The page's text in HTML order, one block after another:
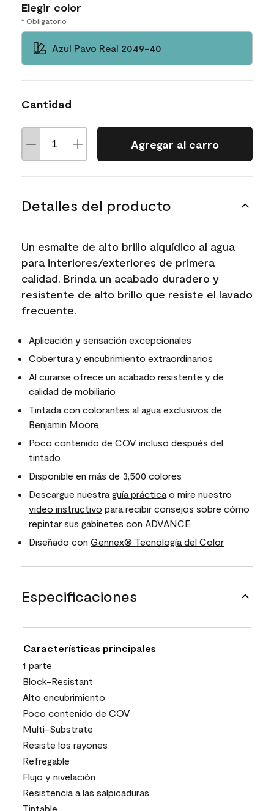
Elegir color
* Obligatorio
Azul Pavo Real 2049-40
Cantidad
Agregar al carro
Detalles del producto
Un esmalte de alto brillo alquídico al agua
para interiores/exteriores de primera
calidad. Brinda un acabado duradero y
resistente de alto brillo que resiste el lavado
frecuente.
Aplicación y sensación excepcionales
Cobertura y encubrimiento extraordinarios
Al curarse ofrece un acabado resistente y de
calidad de mobiliario
Tintada con colorantes al agua exclusivos de
Benjamin Moore
Poco contenido de COV incluso después del
tintado
Disponible en más de 3,500 colores
Descargue nuestraguía prácticao mire nuestro
video instructivo para recibir consejos sobre cómo
repintar sus gabinetes con ADVANCE
Diseñado con Gennex® Tecnología del Color
Especificaciones
Características principales
1 parte
Block-Resistant
Alto encubrimiento
Poco contenido de COV
Multi-Substrate
Resiste los rayones
Refregable
Flujo y nivelación
Resistencia a las salpicaduras
Tintable